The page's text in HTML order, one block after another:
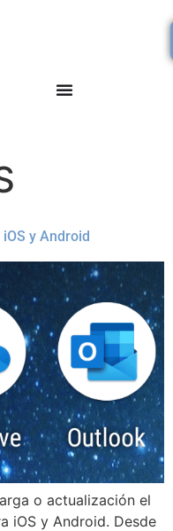
y Android
o actualización el
iOS y Android. Desde